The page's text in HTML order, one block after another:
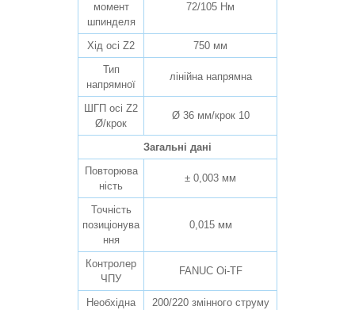
момент
шпинделя
72/105 Нм
Хід осі Z2
750 мм
Тип
напрямної
лінійна напрямна
ШГП осі Z2
Ø/крок
Ø 36 мм/крок 10
Загальні дані
Повторюва
ність
± 0,003 мм
Точність
позиціонува
ння
0,015 мм
Контролер
ЧПУ
FANUC Oi-TF
Необхідна
200/220 змінного струму